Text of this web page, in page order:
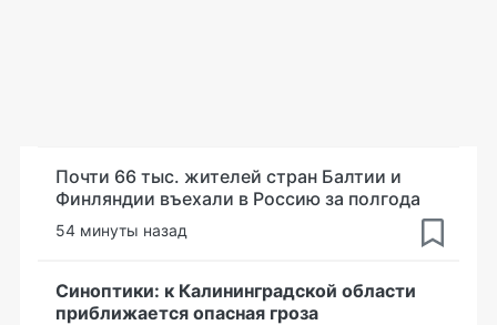
Почти 66 тыс. жителей стран Балтии и
Финляндии въехали в Россию за полгода
54 минуты назад
Синоптики: к Калининградской области
приближается опасная гроза